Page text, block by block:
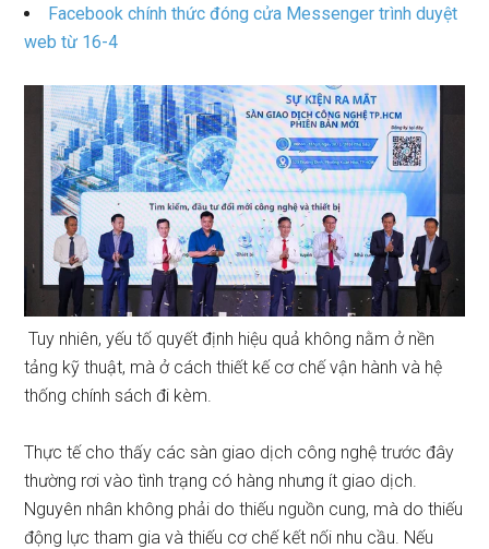
Facebook chính thức đóng cửa Messenger trình duyệt
web từ 16-4
Tuy nhiên, yếu tố quyết định hiệu quả không nằm ở nền
tảng kỹ thuật, mà ở cách thiết kế cơ chế vận hành và hệ
thống chính sách đi kèm.
Thực tế cho thấy các sàn giao dịch công nghệ trước đây
thường rơi vào tình trạng có hàng nhưng ít giao dịch.
Nguyên nhân không phải do thiếu nguồn cung, mà do thiếu
động lực tham gia và thiếu cơ chế kết nối nhu cầu. Nếu